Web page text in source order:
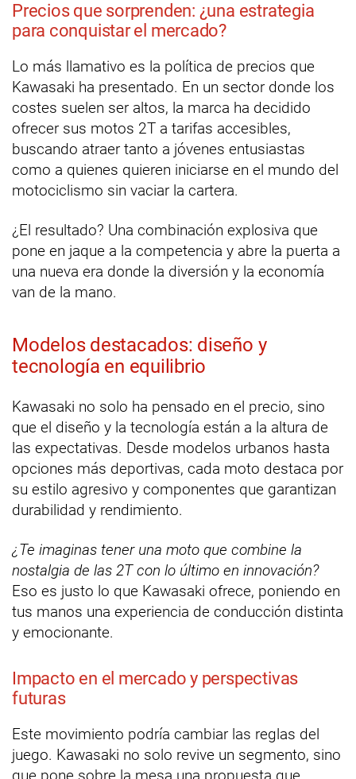
Precios que sorprenden: ¿una estrategia
para conquistar el mercado?
Lo más llamativo es la política de precios que
Kawasaki ha presentado. En un sector donde los
costes suelen ser altos, la marca ha decidido
ofrecer sus motos 2T a tarifas accesibles,
buscando atraer tanto a jóvenes entusiastas
como a quienes quieren iniciarse en el mundo del
motociclismo sin vaciar la cartera.
¿El resultado? Una combinación explosiva que
pone en jaque a la competencia y abre la puerta a
una nueva era donde la diversión y la economía
van de la mano.
Modelos destacados: diseño y
tecnología en equilibrio
Kawasaki no solo ha pensado en el precio, sino
que el diseño y la tecnología están a la altura de
las expectativas. Desde modelos urbanos hasta
opciones más deportivas, cada moto destaca por
su estilo agresivo y componentes que garantizan
durabilidad y rendimiento.
¿Te imaginas tener una moto que combine la
nostalgia de las 2T con lo último en innovación?
Eso es justo lo que Kawasaki ofrece, poniendo en
tus manos una experiencia de conducción distinta
y emocionante.
Impacto en el mercado y perspectivas
futuras
Este movimiento podría cambiar las reglas del
juego. Kawasaki no solo revive un segmento, sino